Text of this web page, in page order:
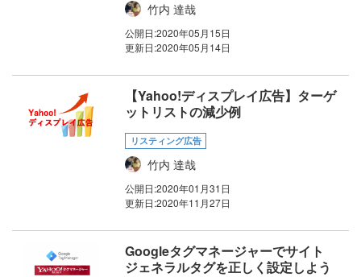
竹内 達哉
公開日:2020年05月15日
更新日:2020年05月14日
【Yahoo!ディスプレイ広告】ターゲ
ットリストの減少例
リスティング広告
竹内 達哉
公開日:2020年01月31日
更新日:2020年11月27日
Googleタグマネージャーでサイト
ジェネラルタグを正しく設定しよう